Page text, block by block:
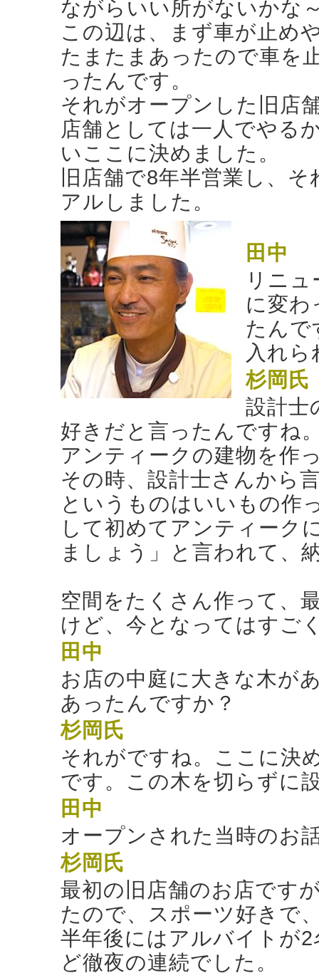
ながらいい所がないかな
この辺は、まず車が止め
たまたまあったので車を
ったんです。
それがオープンした旧店
店舗としては一人でやる
いここに決めました。
旧店舗で8年半営業し、
アルしました。
田中
リニ
に変わ
たんで
入れ
杉岡氏
設計士
好きだと言ったんですね
アンティークの建物を作
その時、設計士さんから
というものはいいもの作
して初めてアンティーク
ましょう」と言われて、
空間をたくさん作って、
けど、今となってはすご
田中
お店の中庭に大きな木が
あったんですか？
杉岡氏
それがですね。ここに決
です。この木を切らずに
田中
オープンされた当時のお
杉岡氏
最初の旧店舗のお店です
たので、スポーツ好きで
半年後にはアルバイトが
ど徹夜の連続でした。